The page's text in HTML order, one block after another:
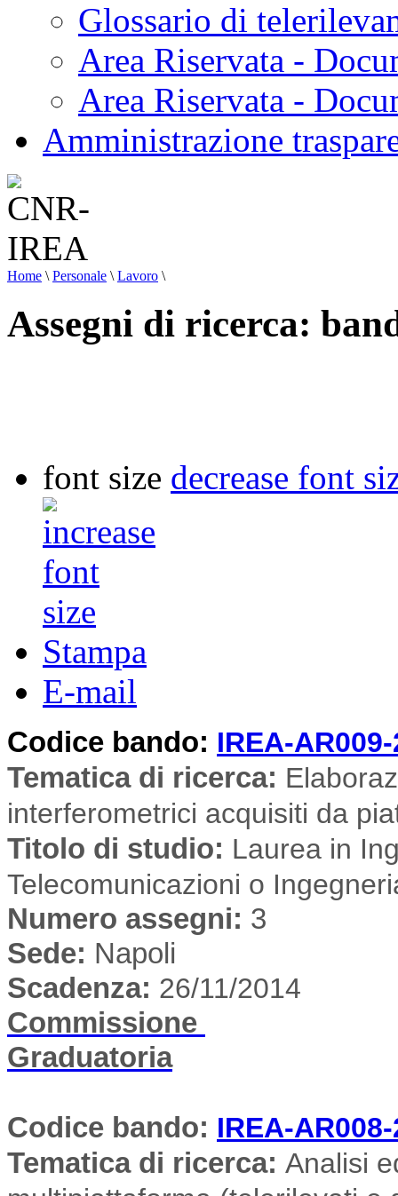
Glossario di
Area Riservata -
Area Riservata -
Amministrazione
Home \ Personale \ Lavoro \
Assegni di ricerca:
font size decrease font
Stampa
E-mail
Codice bando: IREA-
Tematica di ricerca:
interferometrici acquisiti da
Titolo di studio: Laurea in
Telecomunicazioni o
Numero assegni: 3
Sede: Napoli
Scadenza: 26/11/2014
Commissione
Graduatoria
Codice bando: IREA-
Tematica di ricerca: Analisi